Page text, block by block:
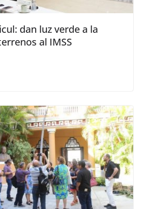
dan luz verde a la
al IMSS